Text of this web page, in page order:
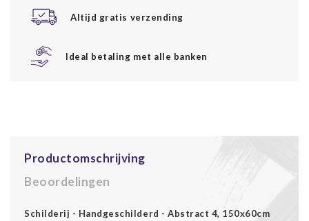
Altijd gratis verzending
Ideal betaling met alle banken
Productomschrijving
Beoordelingen
Schilderij - Handgeschilderd - Abstract 4, 150x60cm